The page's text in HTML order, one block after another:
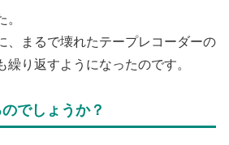
、まるで壊れたテープレコーダーの
り返すようになったのです。
でしょうか？